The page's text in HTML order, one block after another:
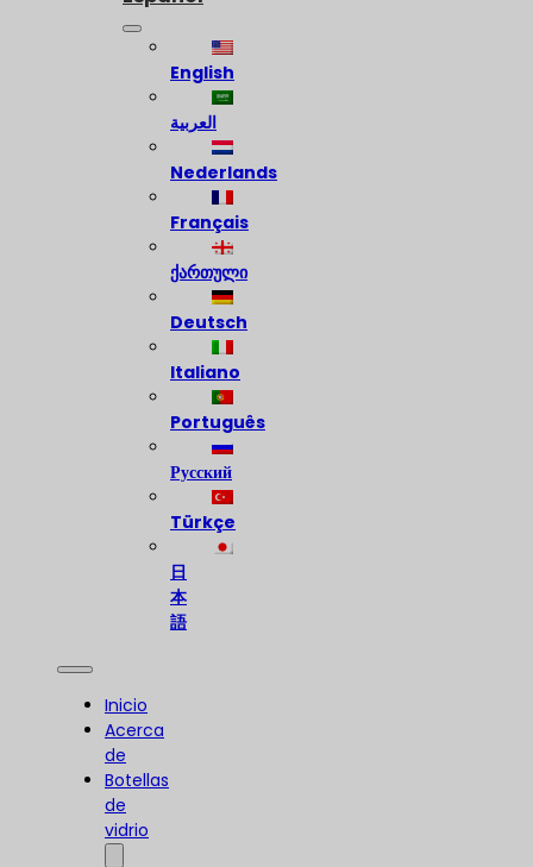
English
العربية
Nederlands
Français
ქართული
Deutsch
Italiano
Português
Русский
Türkçe
日
本
語
Inicio
Acerca
de
Botellas
de
vidrio